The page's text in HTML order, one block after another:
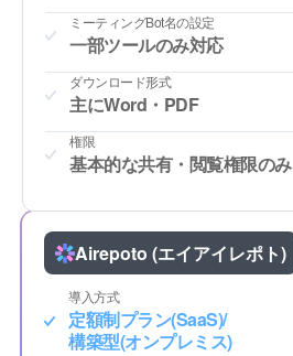
ミーティングBot名の設定
一部ツールのみ対応
ダウンロード形式
主にWord・PDF
権限
基本的な共有・閲覧権限のみ
Airepoto (エイアイレポト)
導入方式
定額制プラン(SaaS)/
構築型(オンプレミス)